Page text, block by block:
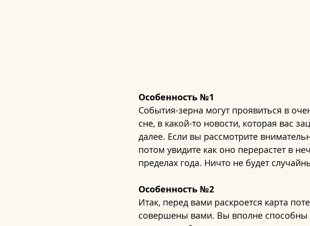
Особенность №1
События-зерна могут проявиться в
сне, в какой-то новости, которая вас
далее. Если вы рассмотрите
потом увидите как оно перерастет в
пределах года. Ничто не будет
Особенность №2
Итак, перед вами раскроется карта
совершены вами. Вы вполне способны